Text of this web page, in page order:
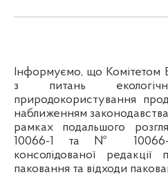
Інформуємо, що Комітетом
з питань
природокористування
наближенням
рамках подальшого
10066-1 та № 10066-
консолідованої
паковання та відходи